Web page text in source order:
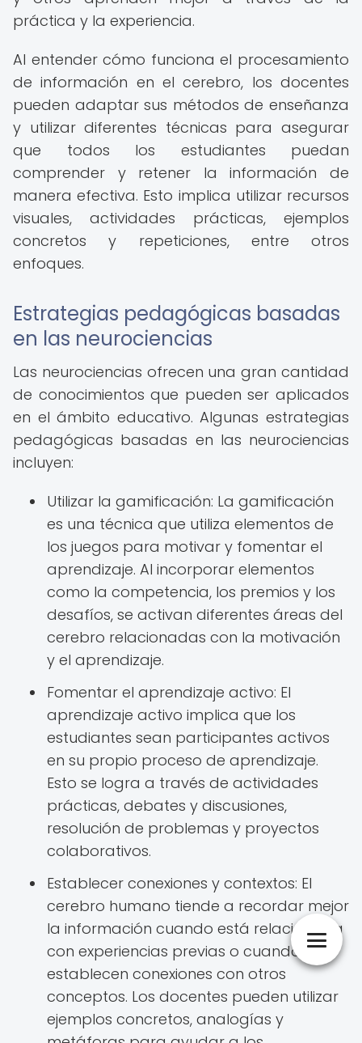
práctica y la experiencia.
Al entender cómo funciona el procesamiento
de información en el cerebro, los docentes
pueden adaptar sus métodos de enseñanza
y utilizar diferentes técnicas para asegurar
que todos los estudiantes puedan
comprender y retener la información de
manera efectiva. Esto implica utilizar recursos
visuales, actividades prácticas, ejemplos
concretos y repeticiones, entre otros
enfoques.
Estrategias pedagógicas basadas
en las neurociencias
Las neurociencias ofrecen una gran cantidad
de conocimientos que pueden ser aplicados
en el ámbito educativo. Algunas estrategias
pedagógicas basadas en las neurociencias
incluyen:
Utilizar la gamificación: La gamificación
es una técnica que utiliza elementos de
los juegos para motivar y fomentar el
aprendizaje. Al incorporar elementos
como la competencia, los premios y los
desafíos, se activan diferentes áreas del
cerebro relacionadas con la motivación
y el aprendizaje.
Fomentar el aprendizaje activo: El
aprendizaje activo implica que los
estudiantes sean participantes activos
en su propio proceso de aprendizaje.
Esto se logra a través de actividades
prácticas, debates y discusiones,
resolución de problemas y proyectos
colaborativos.
Establecer conexiones y contextos: El
cerebro humano tiende a recordar mejor
la información cuando está relacionada
con experiencias previas o cuando se
establecen conexiones con otros
conceptos. Los docentes pueden utilizar
ejemplos concretos, analogías y